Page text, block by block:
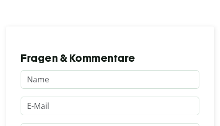
Fragen & Kommentare